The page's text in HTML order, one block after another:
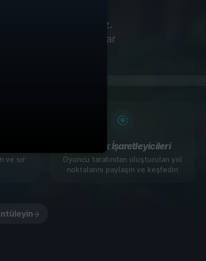
hale getiriyoruz.
ayrıntılı haritalamalar
ve sır
Topluluk İşaretleyicileri
Oyuncu tarafından oluşturulan yol
noktalarını paylaşın ve keşfedin